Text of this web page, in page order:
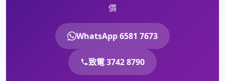
價
WhatsApp 6581 7673
致電 3742 8790